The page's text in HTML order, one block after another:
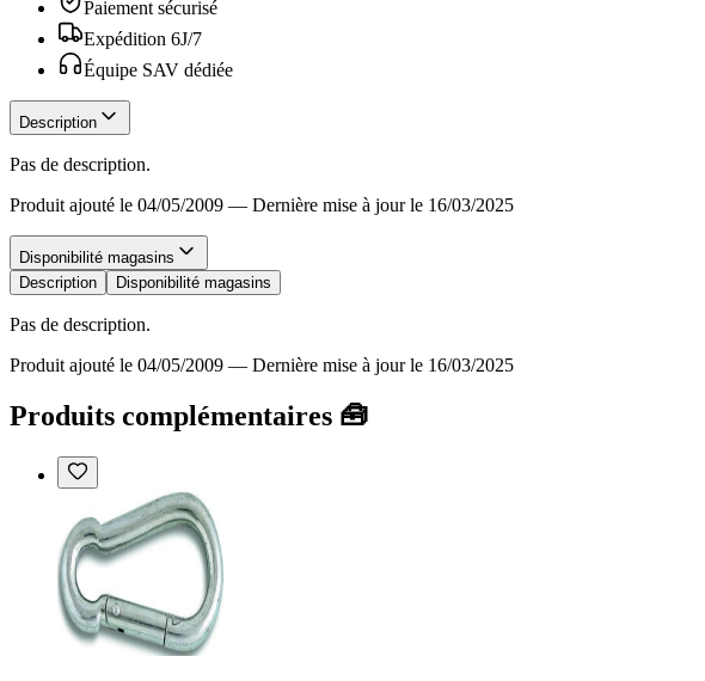
Paiement sécurisé
Expédition 6J/7
Équipe SAV dédiée
Description
Pas de description.
Produit ajouté le 04/05/2009 — Dernière mise à jour le 16/03/2025
Disponibilité magasins
Description
Disponibilité magasins
Pas de description.
Produit ajouté le 04/05/2009 — Dernière mise à jour le 16/03/2025
Produits complémentaires 🧰